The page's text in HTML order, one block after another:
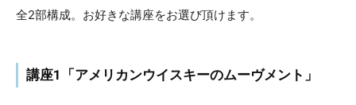
全2部構成。お好きな講座をお選び頂けます。
講座1「アメリカンウイスキーのムーヴメント」